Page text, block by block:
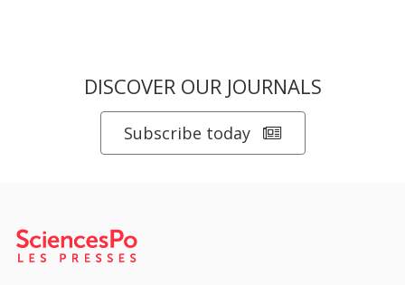
DISCOVER OUR JOURNALS
Subscribe today